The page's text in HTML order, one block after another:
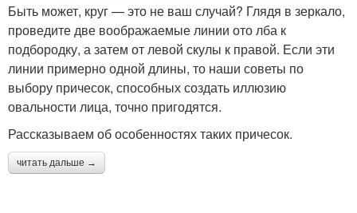
Быть может, круг — это не ваш случай? Глядя в зеркало,
проведите две воображаемые линии ото лба к
подбородку, а затем от левой скулы к правой. Если эти
линии примерно одной длины, то наши советы по
выбору причесок, способных создать иллюзию
овальности лица, точно пригодятся.
Рассказываем об особенностях таких причесок.
читать дальше →